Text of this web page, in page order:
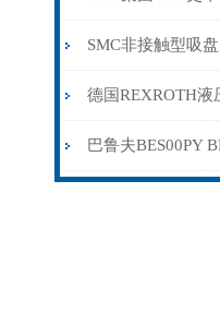
SMC非接触型吸盘